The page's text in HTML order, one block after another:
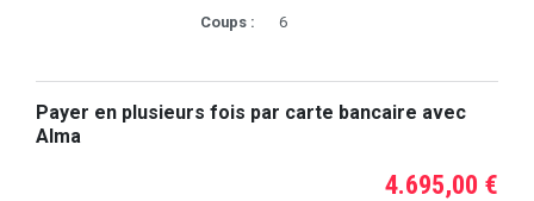
Coups :
6
Payer en plusieurs fois par carte bancaire avec
Alma
4.695,00 €